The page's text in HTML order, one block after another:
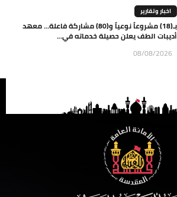
اخبار وتقارير
بـ(18) مشروعاً نوعياً و(80) مشاركة فاعلة… معهد
أديبات الطف يعلن حصيلة خدماته في...
08/08/2026